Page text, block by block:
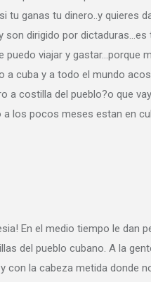
tu ganas tu dinero..y quieres
son dirigido por
viajar y gastar…porque
a cuba y a todo el mundo
a costilla del pueblo?o que
los pocos meses estan en
En el medio tiempo le dan
del pueblo cubano. A la
con la cabeza metida donde